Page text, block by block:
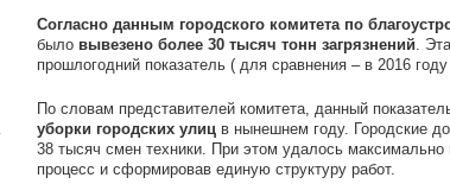
Согласно данным городского комитета по
было вывезено более 30 тысяч тонн загрязнений.
прошлогодний показатель ( для сравнения – в 2016
По словам представителей комитета, данный
уборки городских улиц в нынешнем году. Городские
38 тысяч смен техники. При этом удалось максимально
процесс и сформировав единую структуру работ.